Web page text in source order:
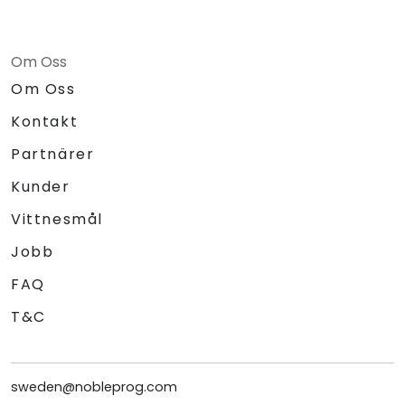
Om Oss
Om Oss
Kontakt
Partnärer
Kunder
Vittnesmål
Jobb
FAQ
T&C
sweden@nobleprog.com